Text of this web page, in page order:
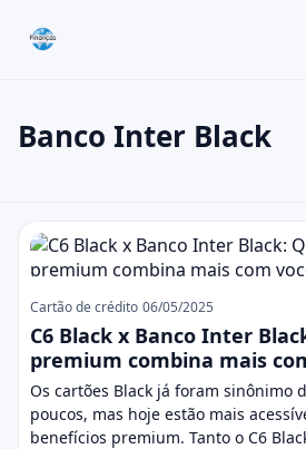
Economia
Pressione Enter para buscar ou
Banco Inter Black
Banco Inter Black
Cartão de crédito 06/05/2025
C6 Black x Banco Inter
premium combina mais
Os cartões Black já foram sinônimo
poucos, mas hoje estão mais
benefícios premium. Tanto o C6